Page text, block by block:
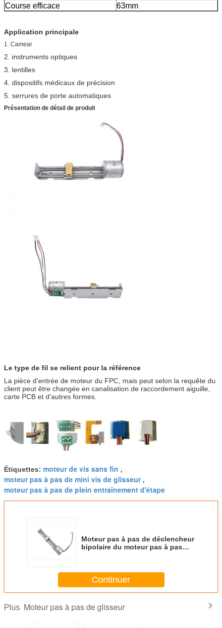
Course efficace
63mm
Application principale
1. Camear
2. instruments optiques
3. lentilles
4. dispositifs médicaux de précision
5. serrures de porte automatiques
Présentation de détail de produit
Le type de fil se relient pour la référence
La pièce d'entrée de moteur du FPC, mais peut selon la requête du
client peut être changée en canalisation de raccordement aiguille,
carte PCB et d'autres formes.
Étiquettes: moteur de vis sans fin ,
moteur pas à pas de mini vis de glisseur,
moteur pas à pas de plein entraînement d'étape
Moteur pas à pas de déclencheur
bipolaire du moteur pas à pas
kilogrammes
Continuer
Plus Moteur pas à pas de glisseur